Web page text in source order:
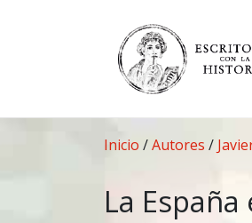
Inicio /Autores /
La